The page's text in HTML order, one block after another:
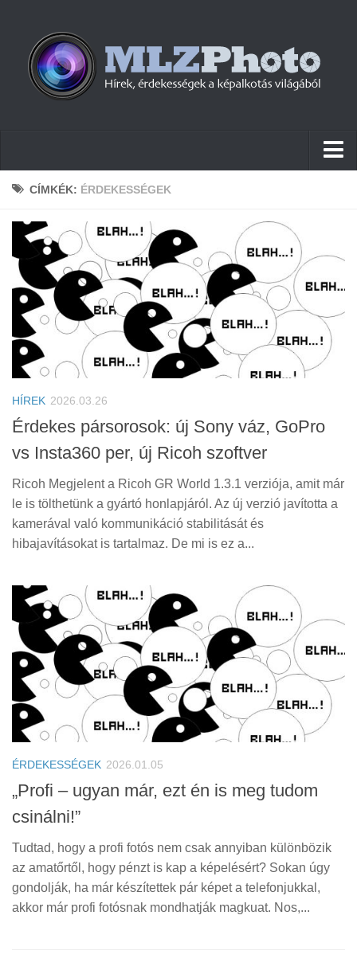
Hírek
Cikkek
Szoftver
Firmware
Tudástár
Tanácsok
Érdekességek
Helyszíni Riport
E-BB
CÍMKÉK: ÉRDEKESSÉGEK
HÍREK 2026.03.26
Érdekes pársorosok: új Sony váz, GoPro
vs Insta360 per, új Ricoh szoftver
Ricoh Megjelent a Ricoh GR World 1.3.1 verziója, amit már
le is tölthetünk a gyártó honlapjáról. Az új verzió javította a
kamerával való kommunikáció stabilitását és
hibajavításokat is tartalmaz. De mi is ez a...
ÉRDEKESSÉGEK 2026.01.05
„Profi – ugyan már, ezt én is meg tudom
csinálni!”
Tudtad, hogy a profi fotós nem csak annyiban különbözik
az amatőrtől, hogy pénzt is kap a képelésért? Sokan úgy
gondolják, ha már készítettek pár képet a telefonjukkal,
akkor már profi fotósnak mondhatják magkuat. Nos,...